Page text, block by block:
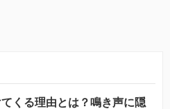
くる理由とは？鳴き声に隠